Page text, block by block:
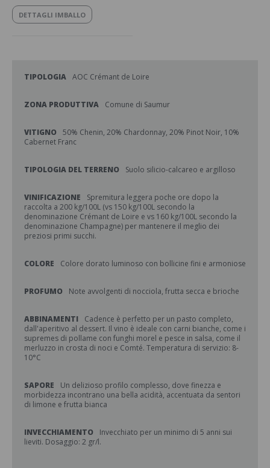
DETTAGLI IMBALLO
TIPOLOGIA AOC Crémant de Loire
ZONA PRODUTTIVA Comune di Saumur
VITIGNO 50% Chenin, 20% Chardonnay, 20% Pinot Noir, 10%
Cabernet Franc
TIPOLOGIA DEL TERRENO Suolo silicio-calcareo e argilloso
VINIFICAZIONE
Spremitura leggera poche ore dopo la
raccolta a 200 kg/100L (vs 150 kg/100L secondo la
denominazione Crémant de Loire e vs 160 kg/100L secondo la
denominazione Champagne) per mantenere il meglio dei
preziosi primi succhi.
COLORE Colore dorato luminoso con bollicine fini e armoniose
PROFUMO Note avvolgenti di nocciola, frutta secca e brioche
ABBINAMENTI
Cadence è perfetto per un pasto completo,
dall'aperitivo al dessert. Il vino è ideale con carni bianche, come i
supremes di pollame con funghi morel e pesce in salsa, come il
merluzzo in crosta di noci e Comté. Temperatura di servizio: 8-
10°C
SAPORE
Un delizioso profilo complesso, dove finezza e
morbidezza incontrano una bella acidità, accentuata da sentori
di limone e frutta bianca
INVECCHIAMENTO
Invecchiato per un minimo di 5 anni sui
lieviti. Dosaggio: 2 gr/l.